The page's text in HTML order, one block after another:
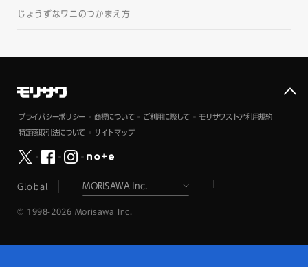
じょうずなワニのつかまえ方
プライバシーポリシー 商標について ご利用に際して モリサワストア利用規約
特定商取引法について サイトマップ
Global
© 1998-2026 Morisawa Inc.